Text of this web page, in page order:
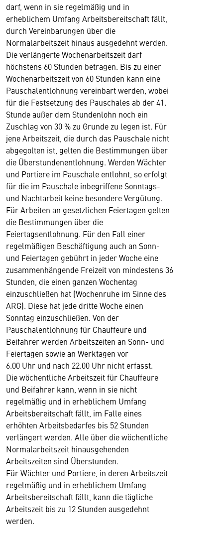
darf, wenn in sie regelmäßig und in
erheblichem Umfang Arbeitsbereitschaft fällt,
durch Vereinbarungen über die
Normalarbeitszeit hinaus ausgedehnt werden.
Die verlängerte Wochenarbeitszeit darf
höchstens 60 Stunden betragen. Bis zu einer
Wochenarbeitszeit von 60 Stunden kann eine
Pauschalentlohnung vereinbart werden, wobei
für die Festsetzung des Pauschales ab der 41.
Stunde außer dem Stundenlohn noch ein
Zuschlag von 30 % zu Grunde zu legen ist. Für
jene Arbeitszeit, die durch das Pauschale nicht
abgegolten ist, gelten die Bestimmungen über
die Überstundenentlohnung. Werden Wächter
und Portiere im Pauschale entlohnt, so erfolgt
für die im Pauschale inbegriffene Sonntags-
und Nachtarbeit keine besondere Vergütung.
Für Arbeiten an gesetzlichen Feiertagen gelten
die Bestimmungen über die
Feiertagsentlohnung. Für den Fall einer
regelmäßigen Beschäftigung auch an Sonn-
und Feiertagen gebührt in jeder Woche eine
zusammenhängende Freizeit von mindestens 36
Stunden, die einen ganzen Wochentag
einzuschließen hat (Wochenruhe im Sinne des
ARG). Diese hat jede dritte Woche einen
Sonntag einzuschließen. Von der
Pauschalentlohnung für Chauffeure und
Beifahrer werden Arbeitszeiten an Sonn- und
Feiertagen sowie an Werktagen vor
6.00 Uhr und nach 22.00 Uhr nicht erfasst.
Die wöchentliche Arbeitszeit für Chauffeure
und Beifahrer kann, wenn in sie nicht
regelmäßig und in erheblichem Umfang
Arbeitsbereitschaft fällt, im Falle eines
erhöhten Arbeitsbedarfes bis 52 Stunden
verlängert werden. Alle über die wöchentliche
Normalarbeitszeit hinausgehenden
Arbeitszeiten sind Überstunden.
Für Wächter und Portiere, in deren Arbeitszeit
regelmäßig und in erheblichem Umfang
Arbeitsbereitschaft fällt, kann die tägliche
Arbeitszeit bis zu 12 Stunden ausgedehnt
werden.